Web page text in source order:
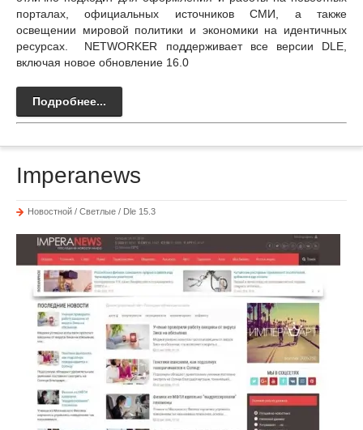
порталах, официальных источников СМИ, а также
освещении мировой политики и экономики на идентичных
ресурсах. NETWORKER поддерживает все версии DLE,
включая новое обновление 16.0
Подробнее...
Imperanews
Новостной / Светлые / Dle 15.3